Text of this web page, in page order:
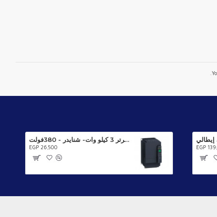
انفرتر 3 كيلو وات- شنايدر - 380فولت - ATV320U30N4C
EGP 26,500 EGP